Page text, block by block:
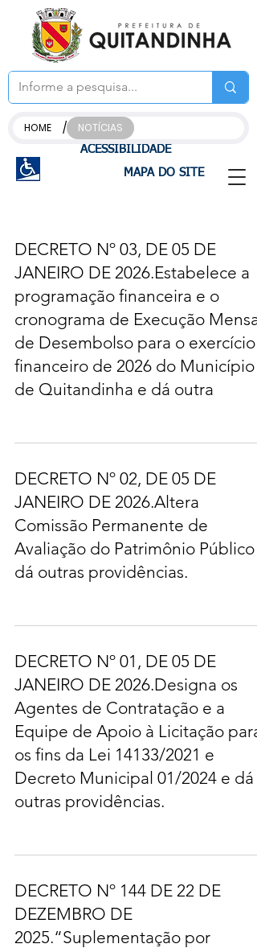
ACESSIBILIDADE
MAPA DO SITE
HOME / NOTÍCIAS
DECRETO Nº 03, DE 05 DE
JANEIRO DE 2026.Estabelece a
programação financeira e o
cronograma de Execução Mensal
de Desembolso para o exercício
financeiro de 2026 do Município
de Quitandinha e dá outra
DECRETO Nº 02, DE 05 DE
JANEIRO DE 2026.Altera
Comissão Permanente de
Avaliação do Patrimônio Público
dá outras providências.
DECRETO Nº 01, DE 05 DE
JANEIRO DE 2026.Designa os
Agentes de Contratação e a
Equipe de Apoio à Licitação para
os fins da Lei 14133/2021 e
Decreto Municipal 01/2024 e dá
outras providências.
DECRETO Nº 144 DE 22 DE
DEZEMBRO DE
2025.“Suplementação por